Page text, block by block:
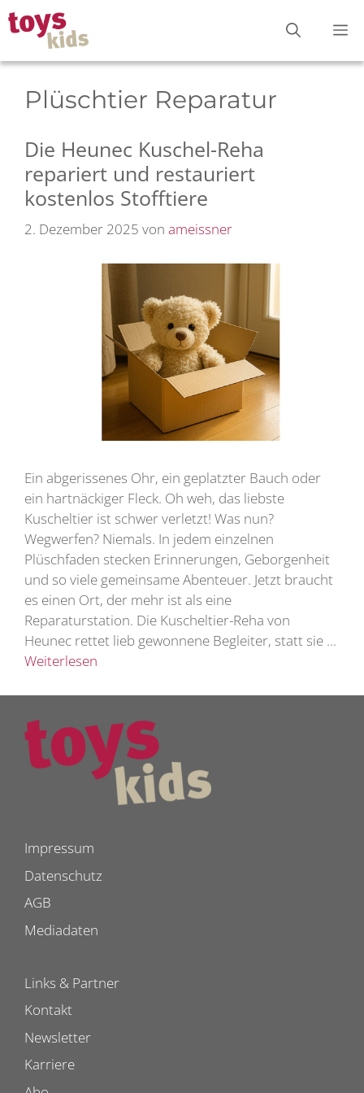
Zum
Inhalt
springen
Plüschtier Reparatur
Die Heunec Kuschel-Reha
repariert und restauriert
kostenlos Stofftiere
2. Dezember 2025 von ameissner
Ein abgerissenes Ohr, ein geplatzter Bauch oder
ein hartnäckiger Fleck. Oh weh, das liebste
Kuscheltier ist schwer verletzt! Was nun?
Wegwerfen? Niemals. In jedem einzelnen
Plüschfaden stecken Erinnerungen, Geborgenheit
und so viele gemeinsame Abenteuer. Jetzt braucht
es einen Ort, der mehr ist als eine
Reparaturstation. Die Kuscheltier-Reha von
Heunec rettet lieb gewonnene Begleiter, statt sie …
Weiterlesen
Impressum
Datenschutz
AGB
Mediadaten
Links & Partner
Kontakt
Newsletter
Karriere